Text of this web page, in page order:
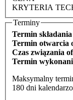
KRYTERIA
Terminy
Termin
Termin otwarcia
Czas związania
Termin
Maksymalny
180 dni